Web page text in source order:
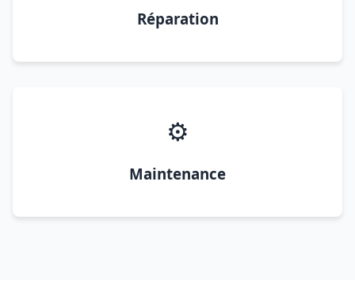
Réparation
⚙️
Maintenance